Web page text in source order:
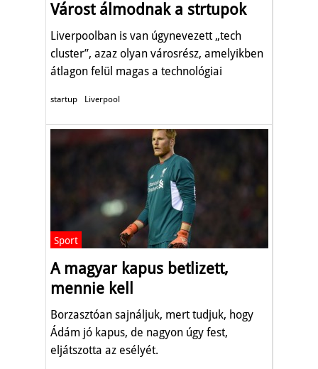
Várost álmodnak a strtupok
Liverpoolban is van úgynevezett „tech
cluster”, azaz olyan városrész, amelyikben
átlagon felül magas a technológiai
startup Liverpool
Sport
A magyar kapus betlizett,
mennie kell
Borzasztóan sajnáljuk, mert tudjuk, hogy
Ádám jó kapus, de nagyon úgy fest,
eljátszotta az esélyét.